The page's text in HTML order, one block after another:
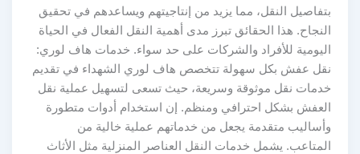
بتفاصيل النقل، مما يزيد من إنتاجيتهم ويساعدهم في تحقيق
النجاح. هذا الحقائق تبرز مدى أهمية النقل الفعال في الحياة
اليومية للأفراد والشركات على حد سواء. خدمات هاف لوري:
نقل عفش بكل سهولة تتخصص هاف لوري الشهداء في تقديم
خدمات نقل موثوقة وسريعة، حيث تسعى لتسهيل عملية نقل
العفش بشكل احترافي ومنظم. إن استخدام أدوات متطورة
وأساليب متقدمة يجعل من خدماتهم عملية خالية من
المتاعب. يشمل خدمات النقل العناصر المنزلية مثل الأثاث